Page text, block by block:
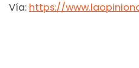
Vía: https://